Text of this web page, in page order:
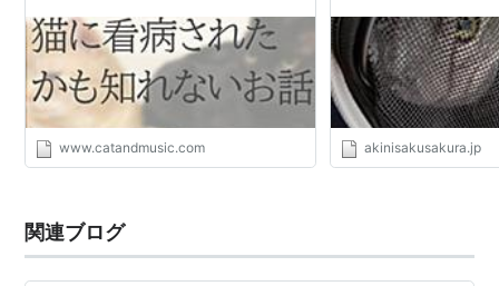
www.catandmusic.com akinisakusakura.jp
関連ブログ